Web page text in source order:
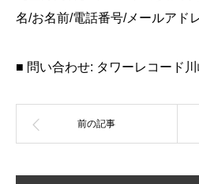
名/お名前/電話番号/メールアド
■ 問い合わせ: タワーレコード